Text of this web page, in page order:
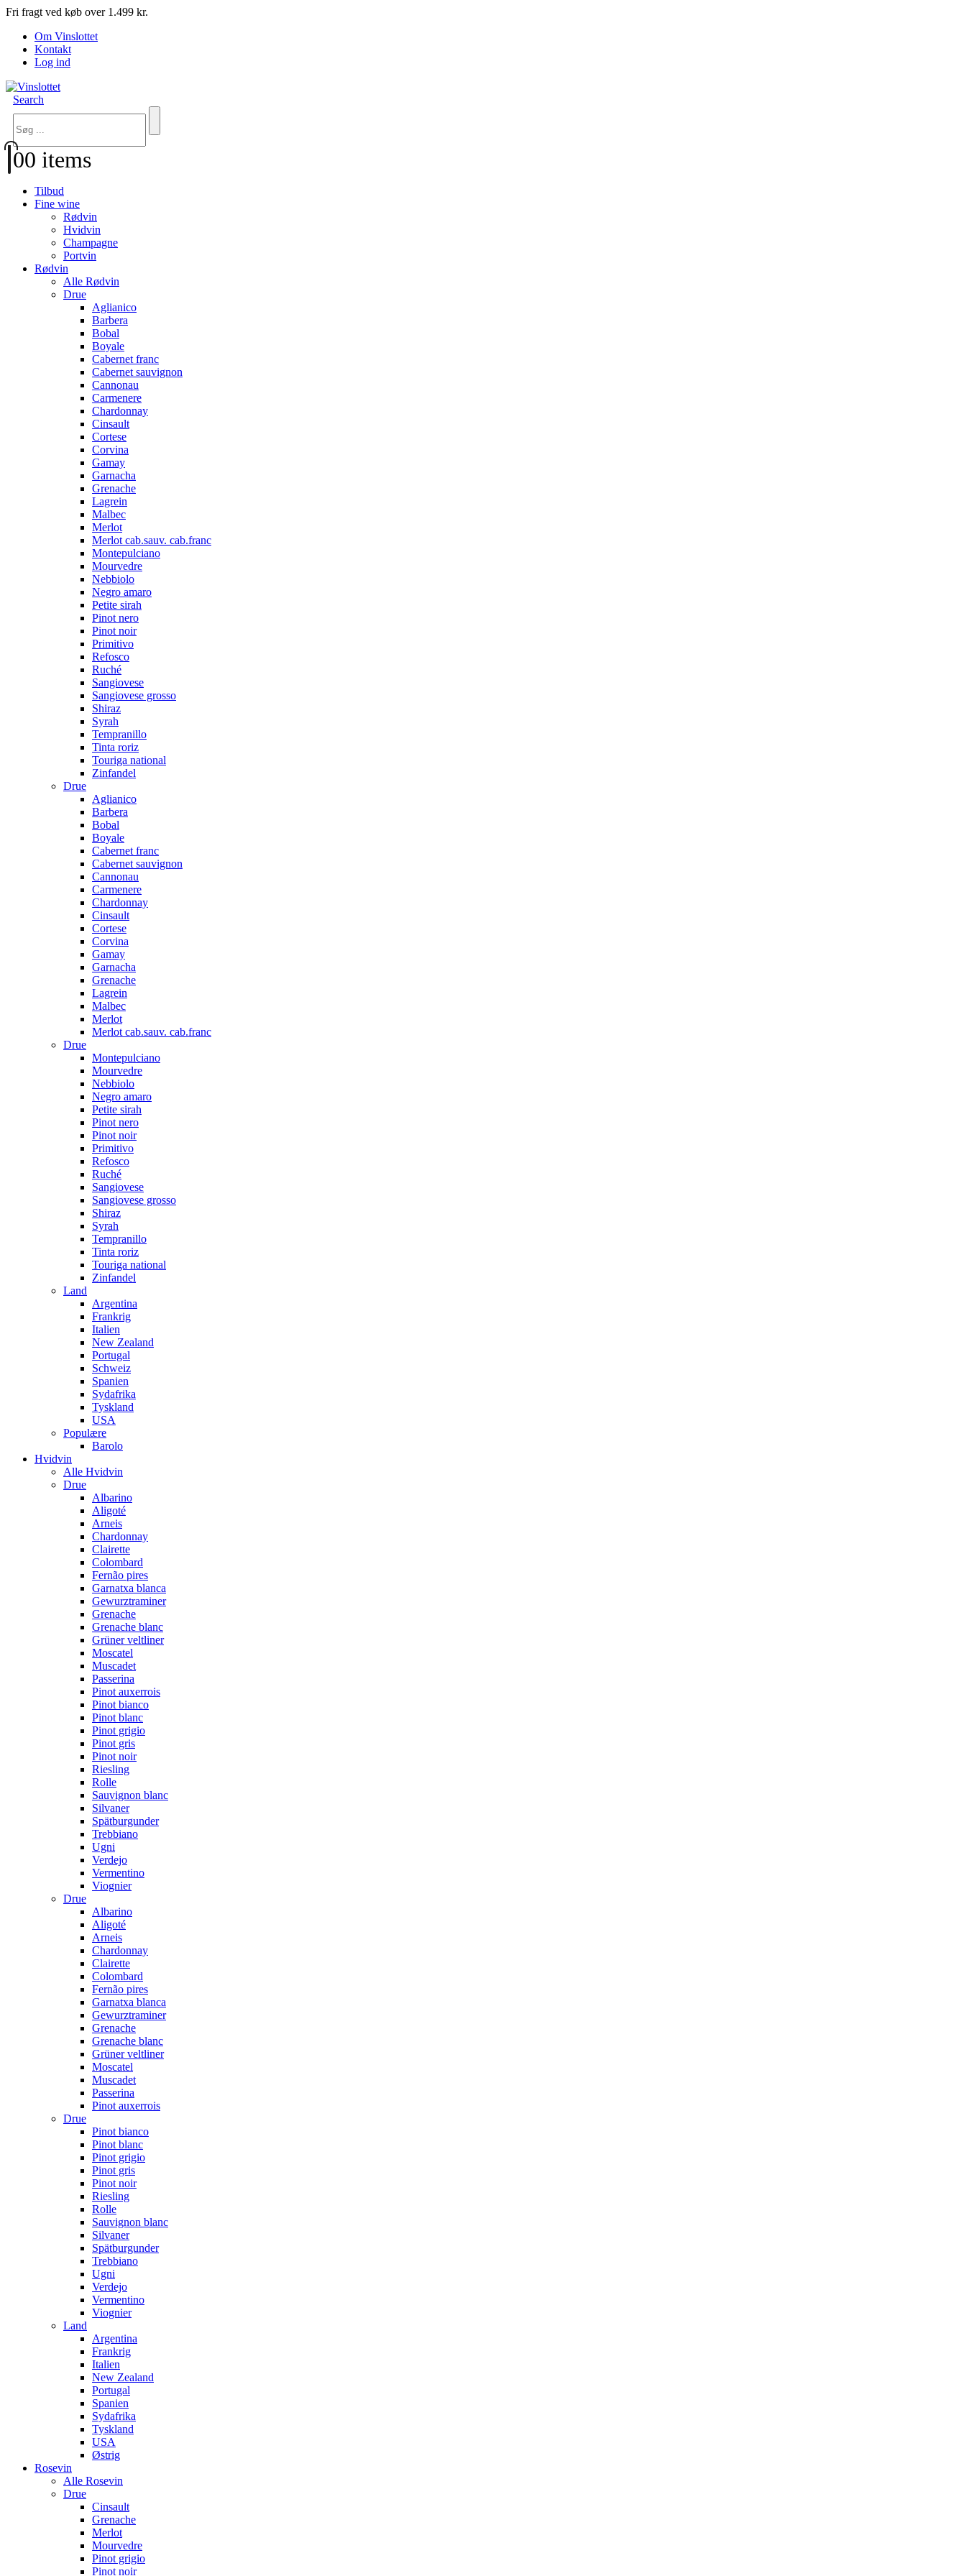
Fri fragt ved køb over 1.499 kr.
Om Vinslottet
Kontakt
Log ind
Search
00 items
Tilbud
Fine wine
Rødvin
Hvidvin
Champagne
Portvin
Rødvin
Alle Rødvin
Drue
Aglianico
Barbera
Bobal
Boyale
Cabernet franc
Cabernet sauvignon
Cannonau
Carmenere
Chardonnay
Cinsault
Cortese
Corvina
Gamay
Garnacha
Grenache
Lagrein
Malbec
Merlot
Merlot cab.sauv. cab.franc
Montepulciano
Mourvedre
Nebbiolo
Negro amaro
Petite sirah
Pinot nero
Pinot noir
Primitivo
Refosco
Ruché
Sangiovese
Sangiovese grosso
Shiraz
Syrah
Tempranillo
Tinta roriz
Touriga national
Zinfandel
Drue
Aglianico
Barbera
Bobal
Boyale
Cabernet franc
Cabernet sauvignon
Cannonau
Carmenere
Chardonnay
Cinsault
Cortese
Corvina
Gamay
Garnacha
Grenache
Lagrein
Malbec
Merlot
Merlot cab.sauv. cab.franc
Drue
Montepulciano
Mourvedre
Nebbiolo
Negro amaro
Petite sirah
Pinot nero
Pinot noir
Primitivo
Refosco
Ruché
Sangiovese
Sangiovese grosso
Shiraz
Syrah
Tempranillo
Tinta roriz
Touriga national
Zinfandel
Land
Argentina
Frankrig
Italien
New Zealand
Portugal
Schweiz
Spanien
Sydafrika
Tyskland
USA
Populære
Barolo
Hvidvin
Alle Hvidvin
Drue
Albarino
Aligoté
Arneis
Chardonnay
Clairette
Colombard
Fernão pires
Garnatxa blanca
Gewurztraminer
Grenache
Grenache blanc
Grüner veltliner
Moscatel
Muscadet
Passerina
Pinot auxerrois
Pinot bianco
Pinot blanc
Pinot grigio
Pinot gris
Pinot noir
Riesling
Rolle
Sauvignon blanc
Silvaner
Spätburgunder
Trebbiano
Ugni
Verdejo
Vermentino
Viognier
Drue
Albarino
Aligoté
Arneis
Chardonnay
Clairette
Colombard
Fernão pires
Garnatxa blanca
Gewurztraminer
Grenache
Grenache blanc
Grüner veltliner
Moscatel
Muscadet
Passerina
Pinot auxerrois
Drue
Pinot bianco
Pinot blanc
Pinot grigio
Pinot gris
Pinot noir
Riesling
Rolle
Sauvignon blanc
Silvaner
Spätburgunder
Trebbiano
Ugni
Verdejo
Vermentino
Viognier
Land
Argentina
Frankrig
Italien
New Zealand
Portugal
Spanien
Sydafrika
Tyskland
USA
Østrig
Rosevin
Alle Rosevin
Drue
Cinsault
Grenache
Merlot
Mourvedre
Pinot grigio
Pinot noir